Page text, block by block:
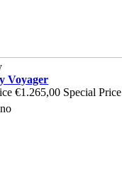
Voyager
€1.265,00 Special Price